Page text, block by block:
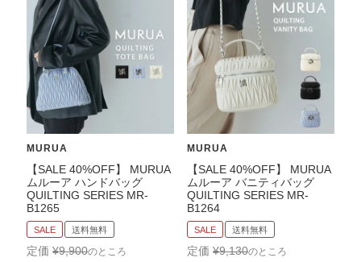
MURUA
【SALE 40%OFF】 MURUA
ムルーア ハンドバッグ
QUILTING SERIES MR-
B1265
SALE 送料無料
定価 ¥9,900のところ
MURUA
【SALE 40%OFF】 MURUA
ムルーア バニティバッグ
QUILTING SERIES MR-
B1264
SALE 送料無料
定価 ¥9,130のところ